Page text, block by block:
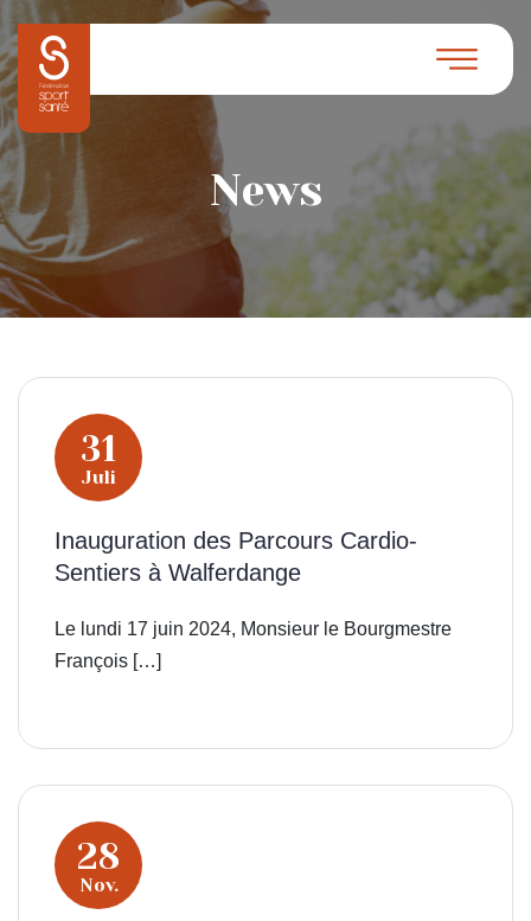
News
31
Juli
Inauguration des Parcours Cardio-
Sentiers à Walferdange
Le lundi 17 juin 2024, Monsieur le Bourgmestre
François […]
28
Nov.